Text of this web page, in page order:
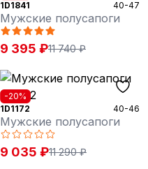
1D1841
40-47
Мужские полусапоги
9 395 ₽11 740 ₽
-20%
1D1172
40-46
Мужские полусапоги
9 035 ₽11 290 ₽